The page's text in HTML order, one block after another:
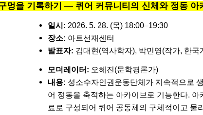
구멍을 기록하기 — 퀴어 커뮤니티의 신체와 정동 아
일시: 2026. 5. 28. (목) 18:00–19:30
장소: 아트선재센터
발표자: 김대현(역사학자), 박민영(작가, 한
모더레이터: 오혜진(문학평론가)
내용: 성소수자인권운동단체가 지속적으로
어 정동을 축적하는 아카이브로 기능한다.
료로 구성되어 퀴어 공동체의 구체적이고 물